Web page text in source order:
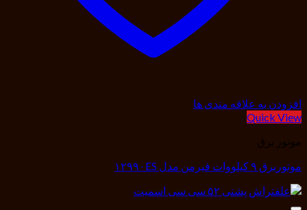
افزودن به علاقه مندی ها
Quick View
موتور برق
موتوربرق ۹ کیلووات فیرمن مدل ۱۲۹۹۰ES